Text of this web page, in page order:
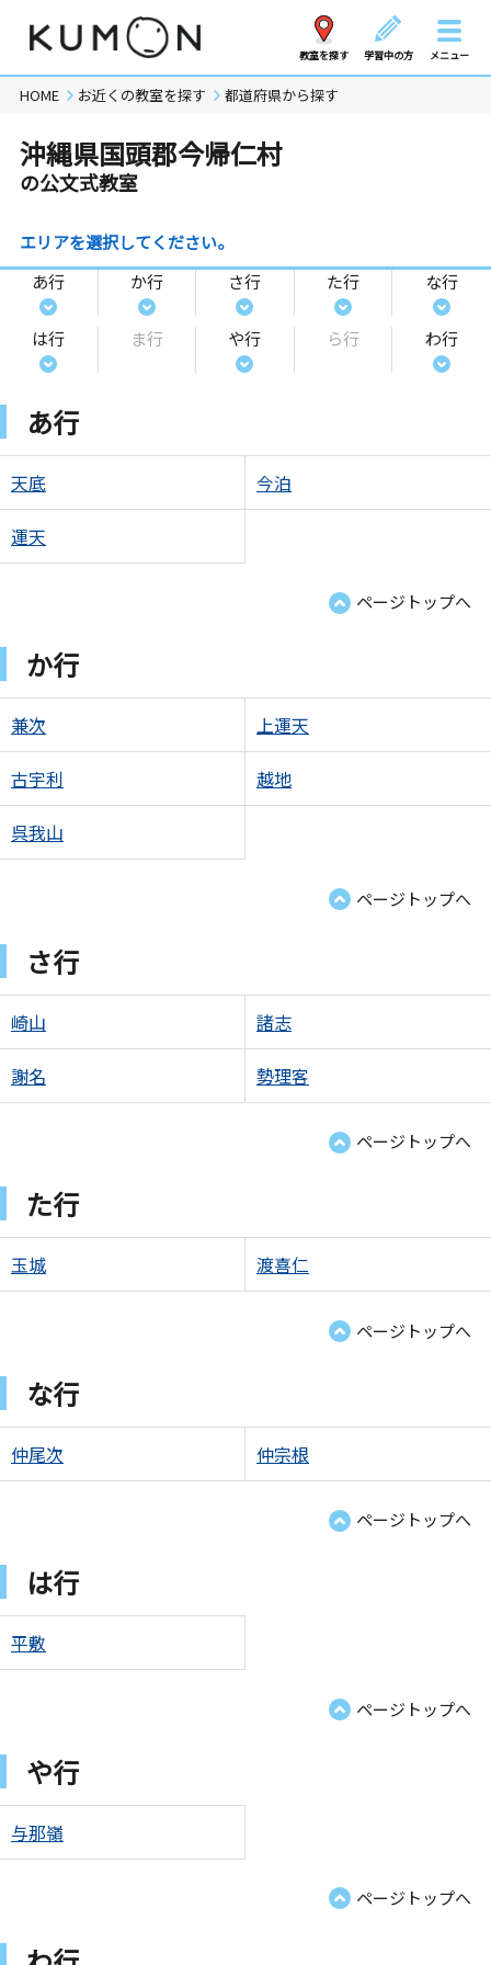
教室を探す 学習中の方 メニュー
HOME お近くの教室を探す 都道府県から探す
沖縄県国頭郡今帰仁村
の公文式教室
エリアを選択してください。
あ行
か行 さ行 た行 な行
は行 ま行 や行 ら行 わ行
あ行
天底 今泊
運天
ページトップへ
か行
兼次 上運天
古宇利 越地
呉我山
ページトップへ
さ行
崎山 諸志
謝名 勢理客
ページトップへ
た行
玉城 渡喜仁
ページトップへ
な行
仲尾次 仲宗根
ページトップへ
は行
平敷
ページトップへ
や行
与那嶺
ページトップへ